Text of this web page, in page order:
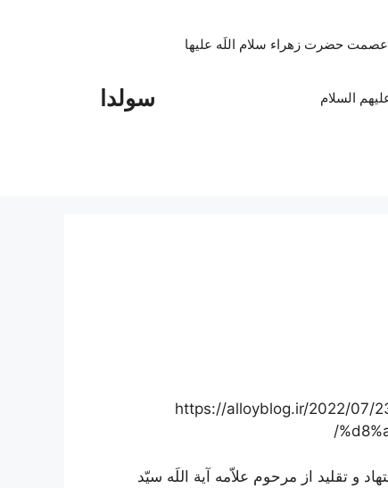
سولدا
عصمت حضرت زهراء سلام اللَه علیها
السلام
https://alloyblog.ir/2022/07/
و تقلید از مرحوم علاّمه آیة اللَه سیّد